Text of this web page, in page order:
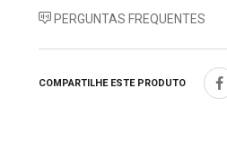
PERGUNTAS FREQUENTES
COMPARTILHE ESTE PRODUTO